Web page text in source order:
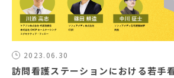
2023.06.30
訪問看護ステーションにおける若手